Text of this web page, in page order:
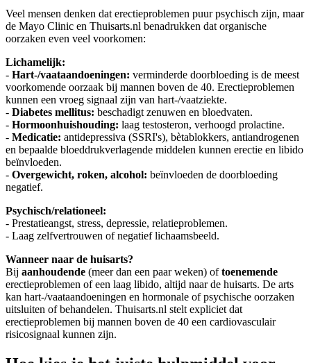
Veel mensen denken dat erectieproblemen puur psychisch zijn, maar
de Mayo Clinic en Thuisarts.nl benadrukken dat organische
oorzaken even veel voorkomen:
Lichamelijk:
- Hart-/vaataandoeningen: verminderde doorbloeding is de meest
voorkomende oorzaak bij mannen boven de 40. Erectieproblemen
kunnen een vroeg signaal zijn van hart-/vaatziekte.
- Diabetes mellitus: beschadigt zenuwen en bloedvaten.
- Hormoonhuishouding: laag testosteron, verhoogd prolactine.
- Medicatie: antidepressiva (SSRI's), bètablokkers, antiandrogenen
en bepaalde bloeddrukverlagende middelen kunnen erectie en libido
beïnvloeden.
- Overgewicht, roken, alcohol: beïnvloeden de doorbloeding
negatief.
Psychisch/relationeel:
- Prestatieangst, stress, depressie, relatieproblemen.
- Laag zelfvertrouwen of negatief lichaamsbeeld.
Wanneer naar de huisarts?
Bij aanhoudende (meer dan een paar weken) oftoenemende
erectieproblemen of een laag libido, altijd naar de huisarts. De arts
kan hart-/vaataandoeningen en hormonale of psychische oorzaken
uitsluiten of behandelen. Thuisarts.nl stelt expliciet dat
erectieproblemen bij mannen boven de 40 een cardiovasculair
risicosignaal kunnen zijn.